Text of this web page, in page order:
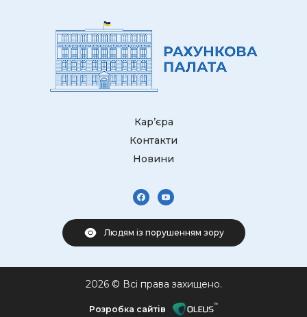
Кар’єра
Контакти
Новини
Людям із порушенням зору
2026 © Всі права захищено.
Розробка сайтів